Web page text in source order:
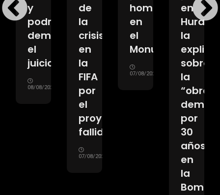
y
podría
demorarse
el
juicio
08/08/2026
de
la
crisis
en
la
FIFA
por
el
proyecto
fallido
07/08/2026
homenaje
en
el
Monumental
07/08/2026
en
la
sobre
la
“obra
por
30
años”
en
la